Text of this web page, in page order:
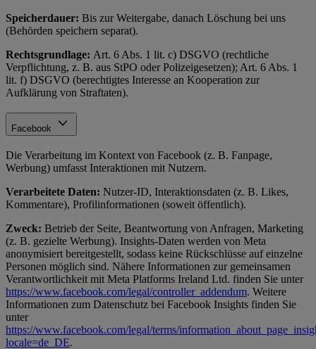
Speicherdauer: Bis zur Weitergabe, danach Löschung bei uns
(Behörden speichern separat).
Rechtsgrundlage: Art. 6 Abs. 1 lit. c) DSGVO (rechtliche
Verpflichtung, z. B. aus StPO oder Polizeigesetzen); Art. 6 Abs. 1
lit. f) DSGVO (berechtigtes Interesse an Kooperation zur
Aufklärung von Straftaten).
Facebook
Die Verarbeitung im Kontext von Facebook (z. B. Fanpage,
Werbung) umfasst Interaktionen mit Nutzern.
Verarbeitete Daten: Nutzer-ID, Interaktionsdaten (z. B. Likes,
Kommentare), Profilinformationen (soweit öffentlich).
Zweck: Betrieb der Seite, Beantwortung von Anfragen, Marketing
(z. B. gezielte Werbung). Insights-Daten werden von Meta
anonymisiert bereitgestellt, sodass keine Rückschlüsse auf einzelne
Personen möglich sind. Nähere Informationen zur gemeinsamen
Verantwortlichkeit mit Meta Platforms Ireland Ltd. finden Sie unter
https://www.facebook.com/legal/controller_addendum. Weitere
Informationen zum Datenschutz bei Facebook Insights finden Sie
unter
https://www.facebook.com/legal/terms/
locale=de_DE.